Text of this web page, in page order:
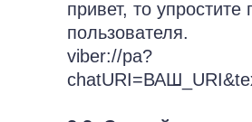
привет, то упростите
пользователя.
viber://pa?